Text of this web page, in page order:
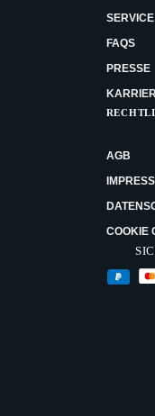
SERVICE
FAQS
PRESSE
AGB
COOKIE